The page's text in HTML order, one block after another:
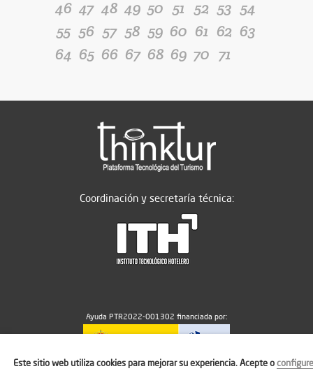
46 47 48 49 50 51 52 53 54
55 56 57 58 59 60 61 62 63
64 65 66 67 68 69 70 71
Coordinación y secretaría técnica:
Ayuda PTR2022-001302 financiada por:
MICIU/AEI/10.13039/501100011033
Este sitio web utiliza cookies para mejorar su experiencia. Acepte oconfigure